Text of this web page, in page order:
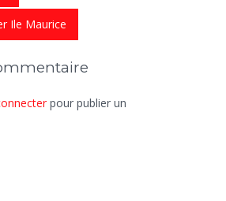
Ile Maurice
pour publier un